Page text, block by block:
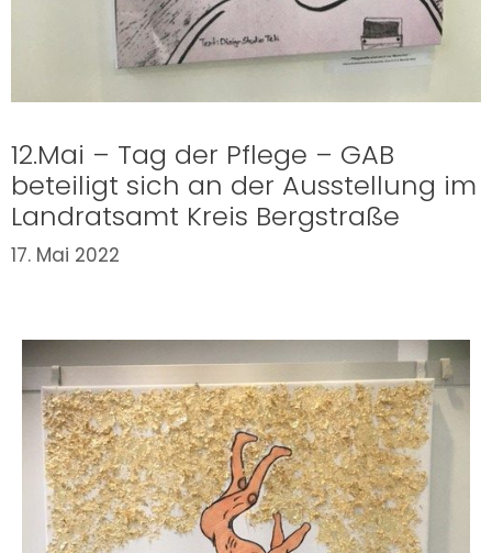
12.Mai – Tag der Pflege – GAB
beteiligt sich an der Ausstellung im
Landratsamt Kreis Bergstraße
17. Mai 2022